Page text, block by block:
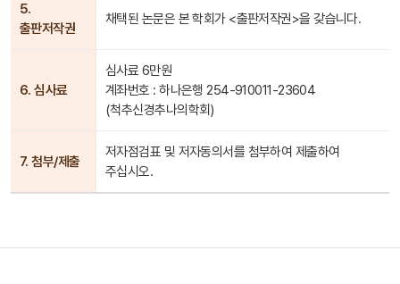
5.
출판저작권
채택된 논문은 본 학회가 <출판저작권>을 갖습니다.
6. 심사료
심사료 6만원
계좌번호 : 하나은행 254-910011-23604
(척추신경추나의학회)
7. 첨부/제출
저자점검표 및 저자동의서를 첨부하여 제출하여
주십시오.